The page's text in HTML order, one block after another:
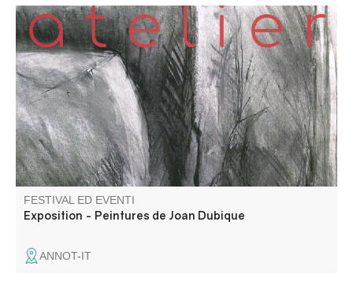
Joan Dubique, artiste peintre, vous accueille dans son
atelier Iledegres pour vous faire découvrir ses œuvres
variées et intenses réalisées au couteau.
FESTIVAL ED EVENTI
Exposition - Peintures de Joan Dubique
ANNOT-IT